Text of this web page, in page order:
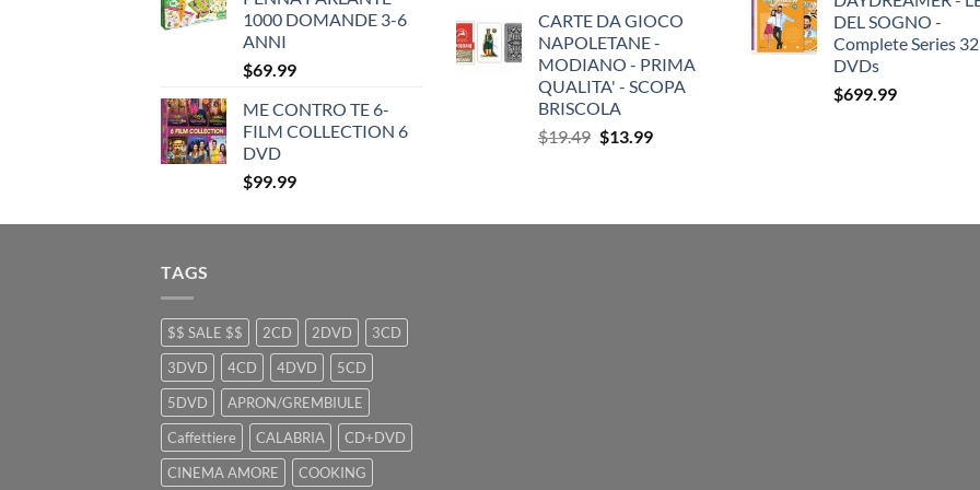
1000 DOMANDE 3-6
ANNI
$69.99
ME CONTRO TE 6-
FILM COLLECTION 6
DVD
$99.99
CARTE DA GIOCO
NAPOLETANE -
MODIANO - PRIMA
QUALITA' - SCOPA
BRISCOLA
$19.49 Original
$13.99Current
DEL SOGNO -
Complete Series 32
DVDs
$699.99
TAGS
$$ SALE $$ 2CD 2DVD
3CD
3DVD
4CD 4DVD
5CD
5DVD
APRON/GREMBIULE
Caffettiere
CALABRIA
CD+DVD
CINEMA AMORE
COOKING